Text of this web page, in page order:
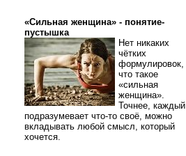
«Сильная женщина» - понятие-
пустышка
Нет никаких
чётких
формулировок,
что такое
«сильная
женщина».
Точнее, каждый
подразумевает что-то своё, можно
вкладывать любой смысл, который
хочется.